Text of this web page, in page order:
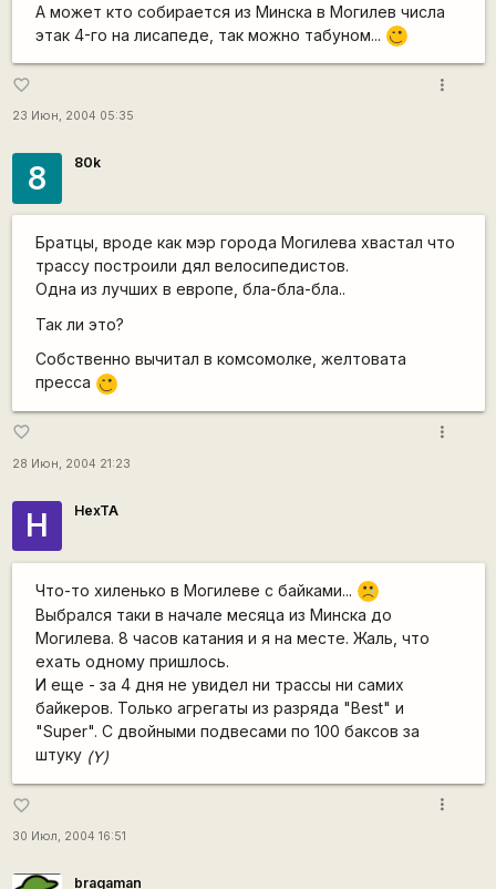
А может кто собирается из Минска в Могилев числа
этак 4-го на лисапеде, так можно табуном...
;)
favorite_border
23 Июн, 2004 05:35
more_vert
8 80k
Братцы, вроде как мэр города Могилева хвастал что
трассу построили дял велосипедистов.
Одна из лучших в европе, бла-бла-бла..
Так ли это?
Собственно вычитал в комсомолке, желтовата
пресса
;)
favorite_border
28 Июн, 2004 21:23
more_vert
H HexTA
Что-то хиленько в Могилеве с байками... :'(
Выбрался таки в начале месяца из Минска до
Могилева. 8 часов катания и я на месте. Жаль, что
ехать одному пришлось.
И еще - за 4 дня не увидел ни трассы ни самих
байкеров. Только агрегаты из разряда "Best" и
"Super". С двойными подвесами по 100 баксов за
штуку (Y)
favorite_border
30 Июл, 2004 16:51
more_vert
bragaman